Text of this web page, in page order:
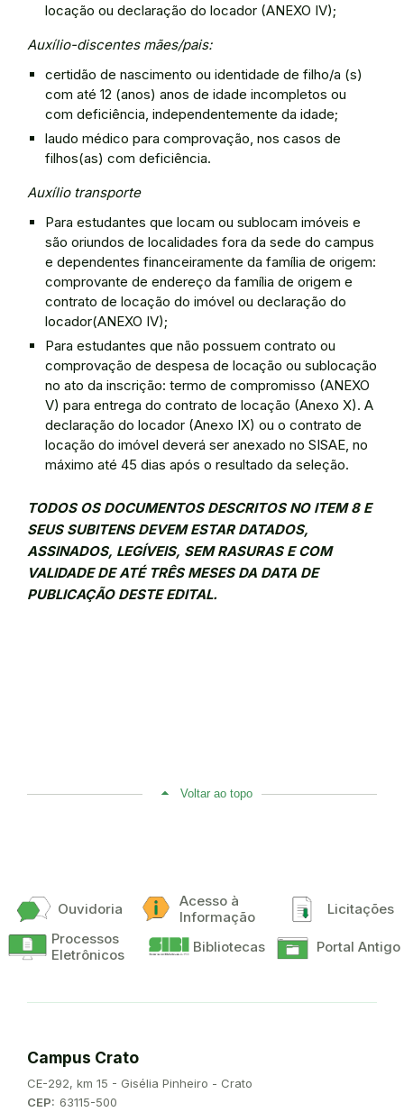
locação ou declaração do locador (ANEXO IV);
Auxílio-discentes mães/pais:
certidão de nascimento ou identidade de filho/a (s)
com até 12 (anos) anos de idade incompletos ou
com deficiência, independentemente da idade;
laudo médico para comprovação, nos casos de
filhos(as) com deficiência.
Auxílio transporte
Para estudantes que locam ou sublocam imóveis e
são oriundos de localidades fora da sede do campus
e dependentes financeiramente da família de origem:
comprovante de endereço da família de origem e
contrato de locação do imóvel ou declaração do
locador(ANEXO IV);
Para estudantes que não possuem contrato ou
comprovação de despesa de locação ou sublocação
no ato da inscrição: termo de compromisso (ANEXO
V) para entrega do contrato de locação (Anexo X). A
declaração do locador (Anexo IX) ou o contrato de
locação do imóvel deverá ser anexado no SISAE, no
máximo até 45 dias após o resultado da seleção.
TODOS OS DOCUMENTOS DESCRITOS NO ITEM 8 E
SEUS SUBITENS DEVEM ESTAR DATADOS,
ASSINADOS, LEGÍVEIS, SEM RASURAS E COM
VALIDADE DE ATÉ TRÊS MESES DA DATA DE
PUBLICAÇÃO DESTE EDITAL.
Voltar ao topo
Ouvidoria
Acesso à
Informação
Licitações
Processos
Eletrônicos
Bibliotecas Portal Antigo
Campus Crato
Endereço:
CE-292, km 15 - Gisélia Pinheiro - Crato
CEP: 63115-500